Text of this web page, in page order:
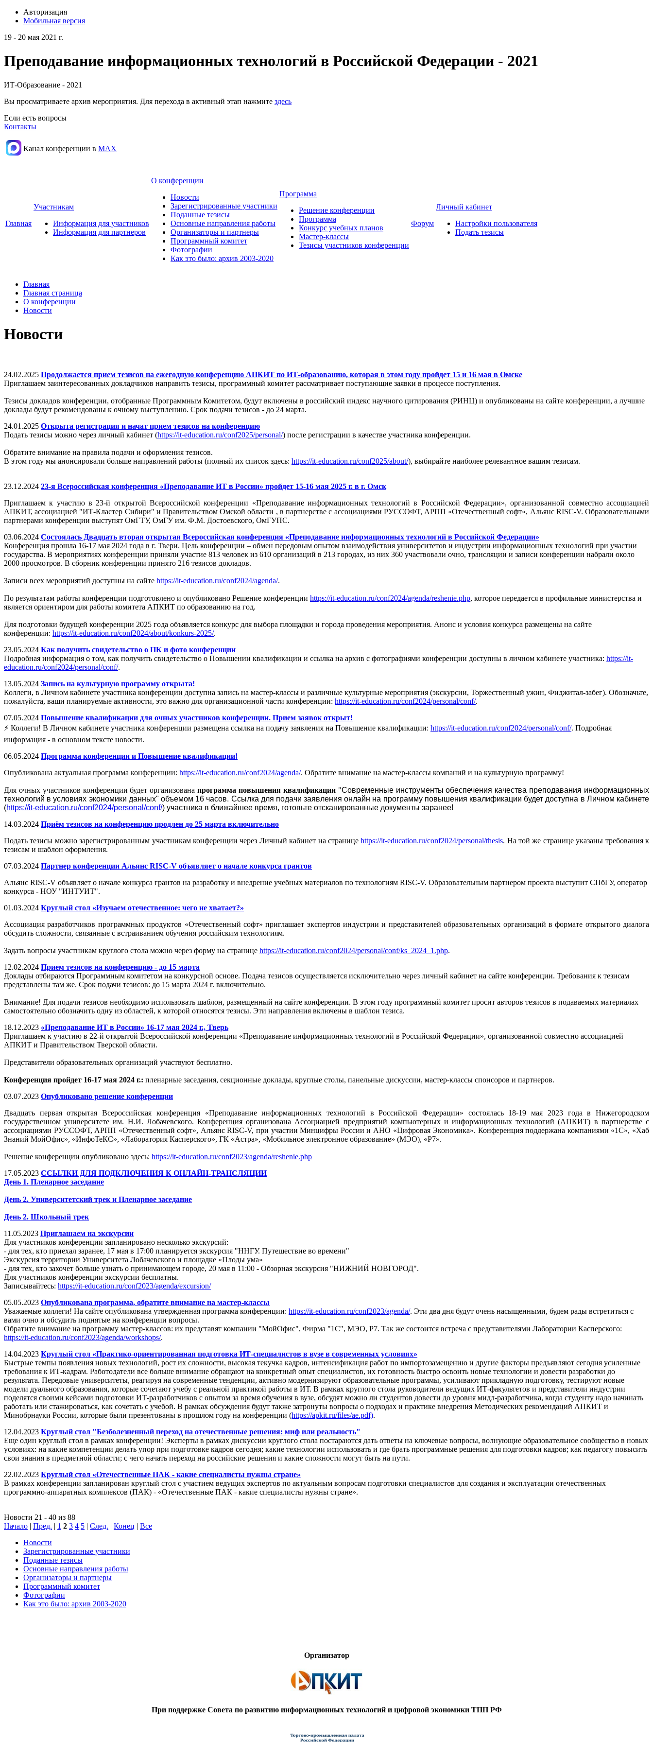
Авторизация
Мобильная версия
19 - 20 мая 2021 г.
Преподавание информационных технологий в Российской Федерации - 2021
ИТ-Образование - 2021
Вы просматриваете архив мероприятия. Для перехода в активный этап нажмите здесь
Если есть вопросы
Контакты
Канал конференции в МАХ
Главная
Участникам
Информация для участников
Информация для партнеров
О конференции
Новости
Зарегистрированные участники
Поданные тезисы
Основные направления работы
Организаторы и партнеры
Программный комитет
Фотографии
Как это было: архив 2003-2020
Программа
Решение конференции
Программа
Конкурс учебных планов
Мастер-классы
Тезисы участников конференции
Форум
Личный кабинет
Настройки пользователя
Подать тезисы
Главная
Главная страница
О конференции
Новости
Новости
24.02.2025 Продолжается прием тезисов на ежегодную конференцию АПКИТ по ИТ-образованию, которая в этом году пройдет 15 и 16 мая в Омске
Приглашаем заинтересованных докладчиков направить тезисы, программный комитет рассматривает поступающие заявки в процессе поступления.
Тезисы докладов конференции, отобранные Программным Комитетом, будут включены в российский индекс научного цитирования (РИНЦ) и опубликованы на сайте конференции, а лучшие
доклады будут рекомендованы к очному выступлению. Срок подачи тезисов - до 24 марта.
24.01.2025 Открыта регистрация и начат прием тезисов на конференцию
Подать тезисы можно через личный кабинет (https://it-education.ru/conf2025/personal/) после регистрации в качестве участника конференции.
Обратите внимание на правила подачи и оформления тезисов.
В этом году мы анонсировали больше направлений работы (полный их список здесь: https://it-education.ru/conf2025/about/), выбирайте наиболее релевантное вашим тезисам.
23.12.2024 23-я Всероссийская конференция «Преподавание ИТ в России» пройдет 15-16 мая 2025 г. в г. Омск
Приглашаем к участию в 23-й открытой Всероссийской конференции «Преподавание информационных технологий в Российской Федерации», организованной совместно ассоциацией
АПКИТ, ассоциацией "ИТ-Кластер Сибири" и Правительством Омской области , в партнерстве с ассоциациями РУССОФТ, АРПП «Отечественный софт», Альянс RISC-V. Образовательными
партнерами конференции выступят ОмГТУ, ОмГУ им. Ф.М. Достоевского, ОмГУПС.
03.06.2024 Состоялась Двадцать вторая открытая Всероссийская конференция «Преподавание информационных технологий в Российской Федерации»
Конференция прошла 16-17 мая 2024 года в г. Твери. Цель конференции – обмен передовым опытом взаимодействия университетов и индустрии информационных технологий при участии
государства. В мероприятиях конференции приняли участие 813 человек из 610 организаций в 213 городах, из них 360 участвовали очно, трансляции и записи конференции набрали около
2000 просмотров. В сборник конференции принято 216 тезисов докладов.
Записи всех мероприятий доступны на сайте https://it-education.ru/conf2024/agenda/.
По результатам работы конференции подготовлено и опубликовано Решение конференции https://it-education.ru/conf2024/agenda/reshenie.php, которое передается в профильные министерства и
является ориентиром для работы комитета АПКИТ по образованию на год.
Для подготовки будущей конференции 2025 года объявляется конкурс для выбора площадки и города проведения мероприятия. Анонс и условия конкурса размещены на сайте
конференции: https://it-education.ru/conf2024/about/konkurs-2025/.
23.05.2024 Как получить свидетельство о ПК и фото конференции
Подробная информация о том, как получить свидетельство о Повышении квалификации и ссылка на архив с фотографиями конференции доступны в личном кабинете участника: https://it-
education.ru/conf2024/personal/conf/.
13.05.2024 Запись на культурную программу открыта!
Коллеги, в Личном кабинете участника конференции доступна запись на мастер-классы и различные культурные мероприятия (экскурсии, Торжественный ужин, Фиджитал-забег). Обозначьте,
пожалуйста, ваши планируемые активности, это важно для организационной части конференции: https://it-education.ru/conf2024/personal/conf/.
07.05.2024 Повышение квалификации для очных участников конференции. Прием заявок открыт!
⚡️ Коллеги! В Личном кабинете участника конференции размещена ссылка на подачу заявления на Повышение квалификации: https://it-education.ru/conf2024/personal/conf/. Подробная
информация - в основном тексте новости.
06.05.2024 Программа конференции и Повышение квалификации!
Опубликована актуальная программа конференции: https://it-education.ru/conf2024/agenda/. Обратите внимание на мастер-классы компаний и на культурную программу!
Для очных участников конференции будет организованапрограмма повышения квалификации"Современные инструменты обеспечения качества преподавания информационных
технологий в условиях экономики данных" объемом 16 часов. Ссылка для подачи заявления онлайн на программу повышения квалификации будет доступна в Личном кабинете
(https://it-education.ru/conf2024/personal/conf/) участника в ближайшее время, готовьте отсканированные документы заранее!
14.03.2024 Приём тезисов на конференцию продлен до 25 марта включительно
Подать тезисы можно зарегистрированным участникам конференции через Личный кабинет на страницеhttps://it-education.ru/conf2024/personal/thesis. На той же странице указаны требования к
тезисам и шаблон оформления.
07.03.2024 Партнер конференции Альянс RISC-V объявляет о начале конкурса грантов
Альянс RISC-V объявляет о начале конкурса грантов на разработку и внедрение учебных материалов по технологиям RISC-V. Образовательным партнером проекта выступит СПбГУ, оператор
конкурса - НОУ "ИНТУИТ".
01.03.2024 Круглый стол «Изучаем отечественное: чего не хватает?»
Ассоциация разработчиков программных продуктов «Отечественный софт» приглашает экспертов индустрии и представителей образовательных организаций в формате открытого диалога
обсудить сложности, связанные с встраиванием обучения российским технологиям.
Задать вопросы участникам круглого стола можно через форму на странице https://it-education.ru/conf2024/personal/conf/ks_2024_1.php.
12.02.2024 Прием тезисов на конференцию - до 15 марта
Доклады отбираются Программным комитетом на конкурсной основе. Подача тезисов осуществляется исключительно через личный кабинет на сайте конференции. Требования к тезисам
представлены там же. Срок подачи тезисов: до 15 марта 2024 г. включительно.
Внимание! Для подачи тезисов необходимо использовать шаблон, размещенный на сайте конференции. В этом году программный комитет просит авторов тезисов в подаваемых материалах
самостоятельно обозначить одну из областей, к которой относятся тезисы. Эти направления включены в шаблон тезиса.
18.12.2023 «Преподавание ИТ в России» 16-17 мая 2024 г., Тверь
Приглашаем к участию в 22-й открытой Всероссийской конференции «Преподавание информационных технологий в Российской Федерации», организованной совместно ассоциацией
АПКИТ и Правительством Тверской области.
Представители образовательных организаций участвуют бесплатно.
Конференция пройдет 16-17 мая 2024 г.: пленарные заседания, секционные доклады, круглые столы, панельные дискуссии, мастер-классы спонсоров и партнеров.
03.07.2023 Опубликовано решение конференции
Двадцать первая открытая Всероссийская конференция «Преподавание информационных технологий в Российской Федерации» состоялась 18-19 мая 2023 года в Нижегородском
государственном университете им. Н.И. Лобачевского. Конференция организована Ассоциацией предприятий компьютерных и информационных технологий (АПКИТ) в партнерстве с
ассоциациями РУССОФТ, АРПП «Отечественный софт», Альянс RISC-V, при участии Минцифры России и АНО «Цифровая Экономика». Конференция поддержана компаниями «1С», «Хаб
Знаний МойОфис», «ИнфоТеКС», «Лаборатория Касперского», ГК «Астра», «Мобильное электронное образование» (МЭО), «Р7».
Решение конференции опубликовано здесь: https://it-education.ru/conf2023/agenda/reshenie.php
17.05.2023 ССЫЛКИ ДЛЯ ПОДКЛЮЧЕНИЯ К ОНЛАЙН-ТРАНСЛЯЦИИ
День 1. Пленарное заседание
День 2. Университетский трек и Пленарное заседание
День 2. Школьный трек
11.05.2023 Приглашаем на экскурсии
Для участников конференции запланировано несколько экскурсий:
- для тех, кто приехал заранее, 17 мая в 17:00 планируется экскурсия "ННГУ. Путешествие во времени"
Экскурсия территории Университета Лобачевского и площадке «Плоды ума»
- для тех, кто захочет больше узнать о принимающем городе, 20 мая в 11:00 - Обзорная экскурсия "НИЖНИЙ НОВГОРОД".
Для участников конференции экскурсии бесплатны.
Записывайтесь: https://it-education.ru/conf2023/agenda/excursion/
05.05.2023 Опубликована программа, обратите внимание на мастер-классы
Уважаемые коллеги! На сайте опубликована утвержденная программа конференции: https://it-education.ru/conf2023/agenda/. Эти два дня будут очень насыщенными, будем рады встретиться с
вами очно и обсудить поднятые на конференции вопросы.
Обратите внимание на программу мастер-классов: их представят компании "МойОфис", Фирма "1С", МЭО, Р7. Так же состоится встреча с представителями Лаборатории Касперского:
https://it-education.ru/conf2023/agenda/workshops/.
14.04.2023 Круглый стол «Практико-ориентированная подготовка ИТ-специалистов в вузе в современных условиях»
Быстрые темпы появления новых технологий, рост их сложности, высокая текучка кадров, интенсификация работ по импортозамещению и другие факторы предъявляют сегодня усиленные
требования к ИТ-кадрам. Работодатели все больше внимание обращают на конкретный опыт специалистов, их готовность быстро освоить новые технологии и довести разработки до
результата. Передовые университеты, реагируя на современные тенденции, активно модернизируют образовательные программы, усиливают прикладную подготовку, тестируют новые
модели дуального образования, которые сочетают учебу с реальной практикой работы в ИТ. В рамках круглого стола руководители ведущих ИТ-факультетов и представители индустрии
поделятся своими кейсами подготовки ИТ-разработчиков с опытом за время обучения в вузе, обсудят можно ли студентов довести до уровня мидл-разработчика, когда студенту надо начинать
работать или стажироваться, как сочетать с учебой. В рамках обсуждения будут также затронуты вопросы о подходах и практике внедрения Методических рекомендаций АПКИТ и
Минобрнауки России, которые были презентованы в прошлом году на конференции (https://apkit.ru/files/ae.pdf).
12.04.2023 Круглый стол "Безболезненный переход на отечественные решения: миф или реальность"
Еще один круглый стол в рамках конференции! Эксперты в рамках дискуссии круглого стола постараются дать ответы на ключевые вопросы, волнующие образовательное сообщество в новых
условиях: на какие компетенции делать упор при подготовке кадров сегодня; какие технологии использовать и где брать программные решения для подготовки кадров; как педагогу повысить
свои знания в предметной области; с чего начать переход на российские решения и какие сложности могут быть на пути.
22.02.2023 Круглый стол «Отечественные ПАК - какие специалисты нужны стране»
В рамках конференции запланирован круглый стол с участием ведущих экспертов по актуальным вопросам подготовки специалистов для создания и эксплуатации отечественных
программно-аппаратных комплексов (ПАК) - «Отечественные ПАК - какие специалисты нужны стране».
Новости 21 - 40 из 88
Начало | Пред. | 1 2 3 4 5 | След. | Конец | Все
Новости
Зарегистрированные участники
Поданные тезисы
Основные направления работы
Организаторы и партнеры
Программный комитет
Фотографии
Как это было: архив 2003-2020
Организатор
При поддержке Совета по развитию информационных технологий и цифровой экономики ТПП РФ